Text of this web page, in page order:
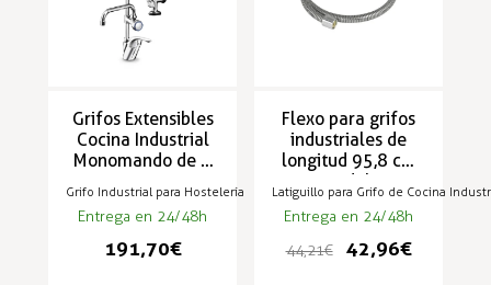
Grifos Extensibles
Cocina Industrial
Monomando de 2
Mini
Grifo Industrial para Hostelería
Entrega en 24/48h
191,70 €
Flexo para grifos
industriales de
longitud 95,8 cm
para modelos TS-
F2
Latiguillo para Grifo de Cocina
Entrega en 24/48h
44,21 €
42,96 €